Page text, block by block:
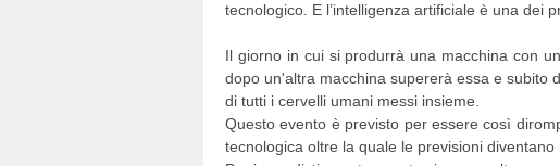
tecnologico. E l’intelligenza artificiale è una dei
Il giorno in cui si produrrà una macchina con
dopo un'altra macchina supererà essa e subito
di tutti i cervelli umani messi insieme.
Questo evento è previsto per essere così
tecnologica oltre la quale le previsioni diventano